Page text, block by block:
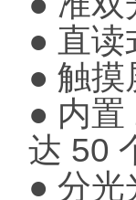
● 直
● 触摸
● 内置
达 50
● 分光